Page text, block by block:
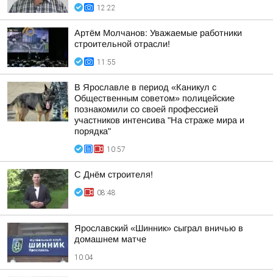
12:22
Артём Молчанов: Уважаемые работники
строительной отрасли!
11:55
В Ярославле в период «Каникул с
Общественным советом» полицейские
познакомили со своей профессией
участников интенсива "На страже мира и
порядка"
10:57
С Днём строителя!
08:48
Ярославский «Шинник» сыграл вничью в
домашнем матче
10:04